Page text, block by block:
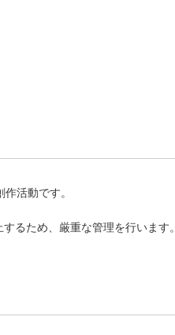
活動です。
るため、厳重な管理を行います。